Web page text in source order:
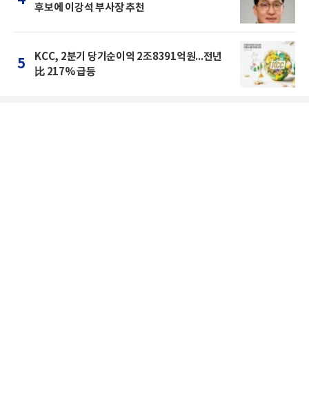
후보에 이강석 부사장 추천
5
KCC, 2분기 당기순이익 2조8391억원...전년
比 217% 급등